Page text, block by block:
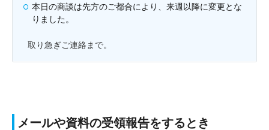
本日の商談は先方のご都合により、来週以降に変更とな
りました。
取り急ぎご連絡まで。
メールや資料の受領報告をするとき